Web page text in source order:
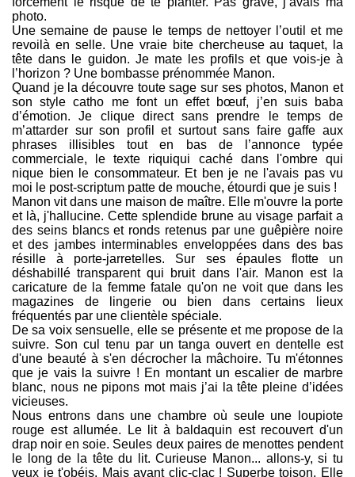
photo.
Une semaine de pause le temps de nettoyer l’outil et me
revoilà en selle. Une vraie bite chercheuse au taquet, la
tête dans le guidon. Je mate les profils et que vois-je à
l’horizon ? Une bombasse prénommée Manon.
Quand je la découvre toute sage sur ses photos, Manon et
son style catho me font un effet bœuf, j’en suis baba
d’émotion. Je clique direct sans prendre le temps de
m’attarder sur son profil et surtout sans faire gaffe aux
phrases illisibles tout en bas de l’annonce typée
commerciale, le texte riquiqui caché dans l'ombre qui
nique bien le consommateur. Et ben je ne l'avais pas vu
moi le post-scriptum patte de mouche, étourdi que je suis !
Manon vit dans une maison de maître. Elle m'ouvre la porte
et là, j'hallucine. Cette splendide brune au visage parfait a
des seins blancs et ronds retenus par une guêpière noire
et des jambes interminables enveloppées dans des bas
résille à porte-jarretelles. Sur ses épaules flotte un
déshabillé transparent qui bruit dans l'air. Manon est la
caricature de la femme fatale qu'on ne voit que dans les
magazines de lingerie ou bien dans certains lieux
fréquentés par une clientèle spéciale.
De sa voix sensuelle, elle se présente et me propose de la
suivre. Son cul tenu par un tanga ouvert en dentelle est
d'une beauté à s'en décrocher la mâchoire. Tu m'étonnes
que je vais la suivre ! En montant un escalier de marbre
blanc, nous ne pipons mot mais j’ai la tête pleine d’idées
vicieuses.
Nous entrons dans une chambre où seule une loupiote
rouge est allumée. Le lit à baldaquin est recouvert d'un
drap noir en soie. Seules deux paires de menottes pendent
le long de la tête du lit. Curieuse Manon... allons-y, si tu
veux je t'obéis. Mais avant clic-clac ! Superbe toison. Elle